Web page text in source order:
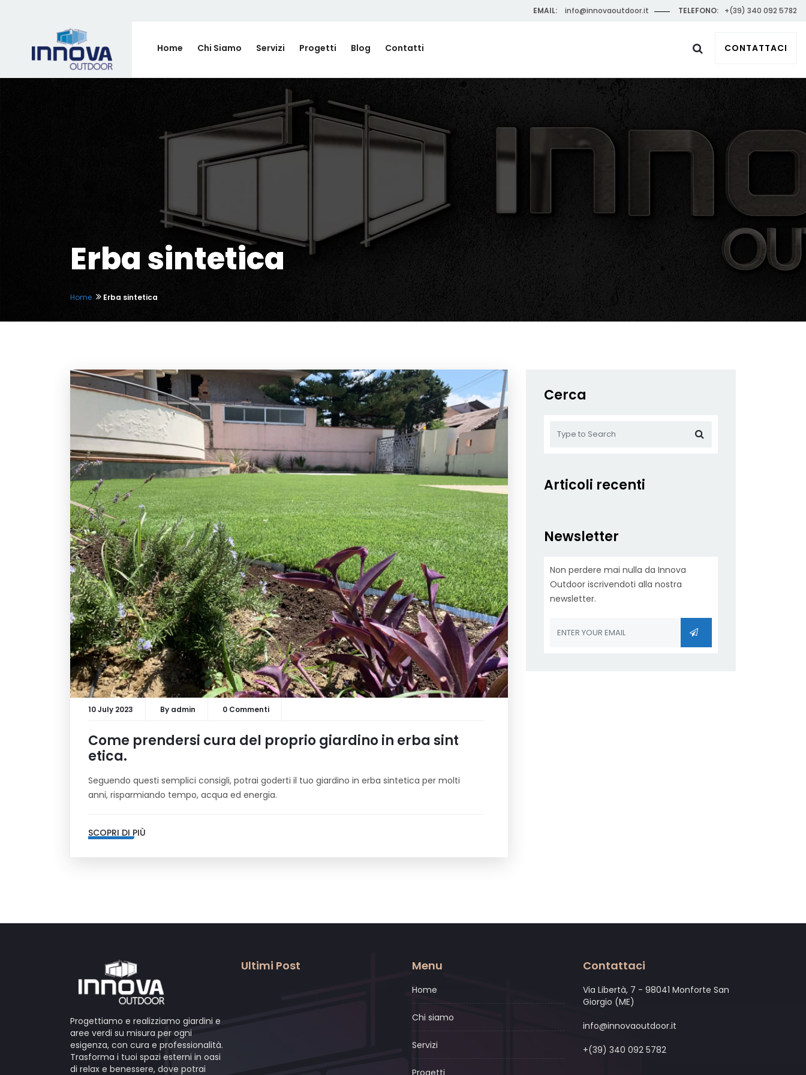
EMAIL: info@innovaoutdoor.it TELEFONO: +(39) 340 092 5782
CONTATTACI
Home Chi Siamo Servizi Progetti Blog Contatti
Erba sintetica
Home Erba sintetica
10 July 2023 By admin 0 Commenti
Come prendersi cura del proprio giardino in erba sint
etica.
Seguendo questi semplici consigli, potrai goderti il tuo giardino in erba sintetica per molti
anni, risparmiando tempo, acqua ed energia.
SCOPRI DI PIÙ
Cerca
Articoli recenti
Newsletter
Non perdere mai nulla da Innova
Outdoor iscrivendoti alla nostra
newsletter.
Progettiamo e realizziamo giardini e
aree verdi su misura per ogni
esigenza, con cura e professionalità.
Trasforma i tuoi spazi esterni in oasi
di relax e benessere, dove potrai
Ultimi Post Menu
Home
Chi siamo
Servizi
Progetti
Contattaci
Via Libertà, 7 - 98041 Monforte San
Giorgio (ME)
info@innovaoutdoor.it
+(39) 340 092 5782